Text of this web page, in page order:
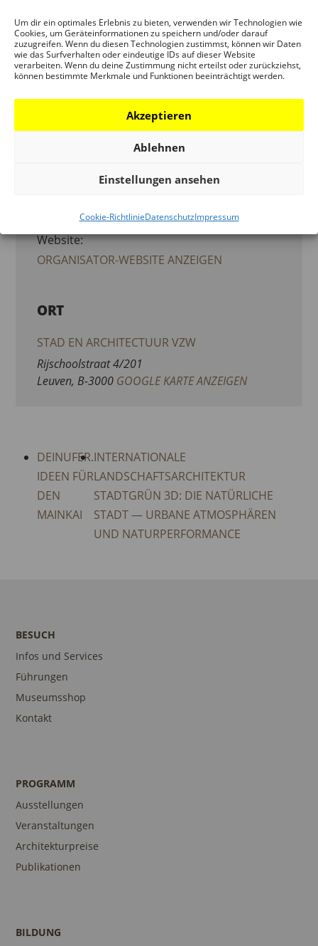
Um dir ein optimales Erlebnis zu bieten, verwenden wir Technologien wie
Cookies, um Geräteinformationen zu speichern und/oder darauf
zuzugreifen. Wenn du diesen Technologien zustimmst, können wir Daten
wie das Surfverhalten oder eindeutige IDs auf dieser Website
verarbeiten. Wenn du deine Zustimmung nicht erteilst oder zurückziehst,
können bestimmte Merkmale und Funktionen beeinträchtigt werden.
Akzeptieren
Ablehnen
Einstellungen ansehen
Cookie-RichtlinieDatenschutzImpressum
ORT
STAD EN ARCHITECTUUR VZW
Rijschoolstraat 4/201
Leuven, B-3000 GOOGLE KARTE ANZEIGEN
ORGANISATOR
DEUTSCHES ARCHITEKTURMUSEUM
(DAM)
Telefon:
Website:
ORGANISATOR-WEBSITE ANZEIGEN
DEINUFER.
IDEEN FÜR
DEN
MAINKAI
INTERNATIONALE
LANDSCHAFTSARCHITEKTUR
STADTGRÜN 3D: DIE NATÜRLICHE
STADT — URBANE ATMOSPHÄREN
UND NATURPERFORMANCE
BESUCH
Infos und Services
Führungen
Museumsshop
Kontakt
PROGRAMM
Ausstellungen
Veranstaltungen
Architekturpreise
Publikationen
BILDUNG